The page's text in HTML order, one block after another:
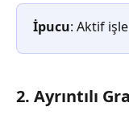
İpucu: Aktif
2. Ayrıntılı